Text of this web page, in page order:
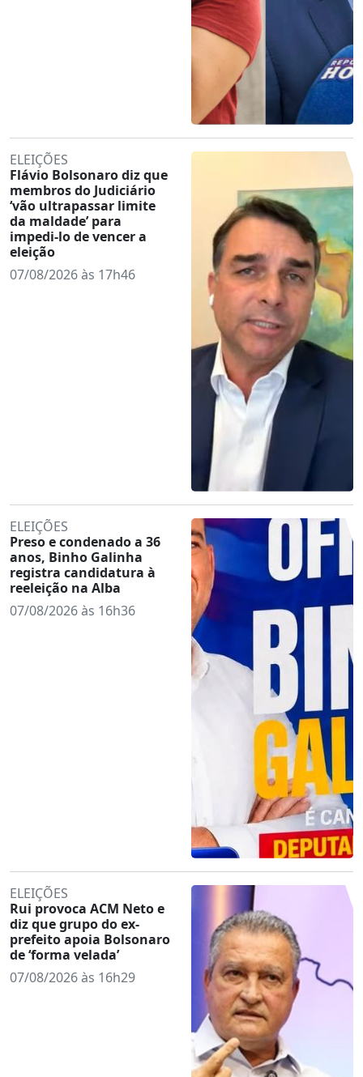
ELEIÇÕES
Flávio Bolsonaro diz que
membros do Judiciário
‘vão ultrapassar limite
da maldade’ para
impedi-lo de vencer a
eleição
07/08/2026 às 17h46
ELEIÇÕES
Preso e condenado a 36
anos, Binho Galinha
registra candidatura à
reeleição na Alba
07/08/2026 às 16h36
ELEIÇÕES
Rui provoca ACM Neto e
diz que grupo do ex-
prefeito apoia Bolsonaro
de ‘forma velada’
07/08/2026 às 16h29